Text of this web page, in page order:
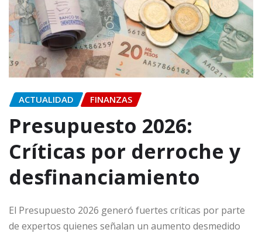
ACTUALIDAD FINANZAS
Presupuesto 2026:
Críticas por derroche y
desfinanciamiento
El Presupuesto 2026 generó fuertes críticas por parte
de expertos quienes señalan un aumento desmedido